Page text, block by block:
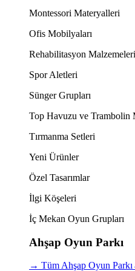
Montessori Materyalleri
Ofis Mobilyaları
Rehabilitasyon Malzemeleri
Spor Aletleri
Sünger Grupları
Top Havuzu ve Trambolin
Tırmanma Setleri
Yeni Ürünler
Özel Tasarımlar
İlgi Köşeleri
İç Mekan Oyun Grupları
Ahşap Oyun Parkı
→ Tüm Ahşap Oyun Parkı